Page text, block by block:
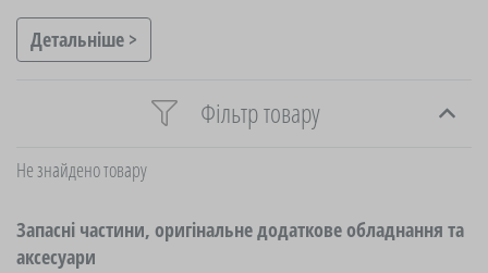
Детальніше >
Фільтр товару
Не знайдено товару
Запасні частини, оригінальне додаткове обладнання та
аксесуари